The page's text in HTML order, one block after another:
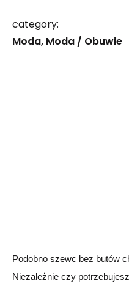
category:
Moda Moda / Obuwie
Podobno szewc bez butów
Niezależnie czy